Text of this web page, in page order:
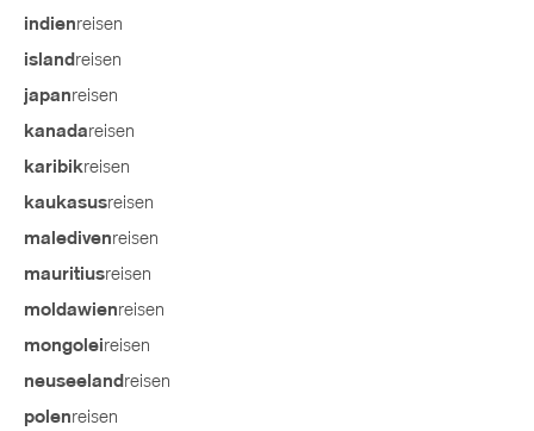
indienreisen
island reisen
japanreisen
kanadareisen
karibikreisen
kaukasusreisen
maledivenreisen
mauritiusreisen
moldawienreisen
mongoleireisen
neuseeland reisen
polenreisen